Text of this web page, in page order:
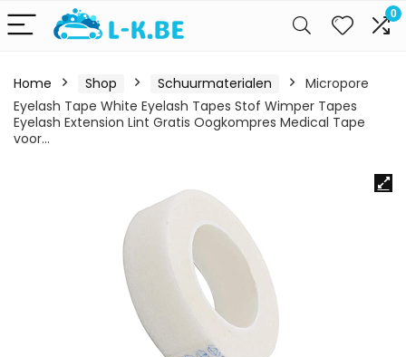
0
Home Shop Schuurmaterialen
Micropore
Eyelash Tape White Eyelash Tapes Stof Wimper Tapes
Eyelash Extension Lint Gratis Oogkompres Medical Tape
voor…